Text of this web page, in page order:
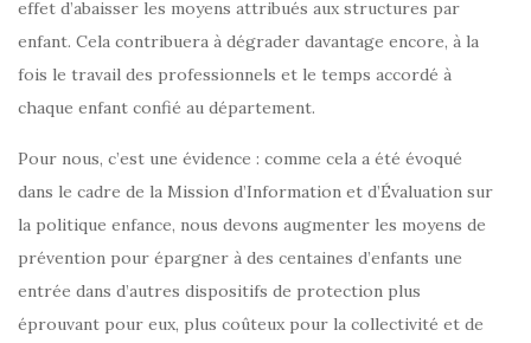
effet d’abaisser les moyens attribués aux structures par
enfant. Cela contribuera à dégrader davantage encore, à la
fois le travail des professionnels et le temps accordé à
chaque enfant confié au département.
Pour nous, c’est une évidence : comme cela a été évoqué
dans le cadre de la Mission d’Information et d’Évaluation sur
la politique enfance, nous devons augmenter les moyens de
prévention pour épargner à des centaines d’enfants une
entrée dans d’autres dispositifs de protection plus
éprouvant pour eux, plus coûteux pour la collectivité et de